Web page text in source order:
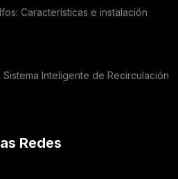
Características e instalación
Inteligente de Recirculación
Redes